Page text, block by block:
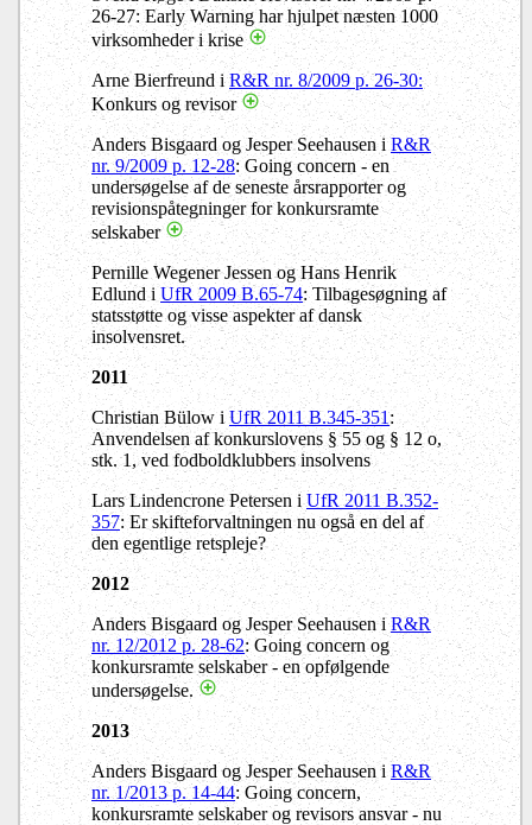
26-27: Early Warning har hjulpet næsten 1000
virksomheder i krise
Arne Bierfreund iR&R nr. 8/2009 p. 26-30:
Konkurs og revisor
Anders Bisgaard og Jesper Seehausen iR&R
nr. 9/2009 p. 12-28: Going concern - en
undersøgelse af de seneste årsrapporter og
revisionspåtegninger for konkursramte
selskaber
Pernille Wegener Jessen og Hans Henrik
Edlund i UfR 2009 B.65-74: Tilbagesøgning af
statsstøtte og visse aspekter af dansk
insolvensret.
2011
Christian Bülow iUfR 2011 B.345-351:
Anvendelsen af konkurslovens § 55 og § 12 o,
stk. 1, ved fodboldklubbers insolvens
Lars Lindencrone Petersen iUfR 2011 B.352-
357: Er skifteforvaltningen nu også en del af
den egentlige retspleje?
2012
Anders Bisgaard og Jesper Seehausen iR&R
nr. 12/2012 p. 28-62: Going concern og
konkursramte selskaber - en opfølgende
undersøgelse.
2013
Anders Bisgaard og Jesper Seehausen iR&R
nr. 1/2013 p. 14-44: Going concern,
konkursramte selskaber og revisors ansvar - nu